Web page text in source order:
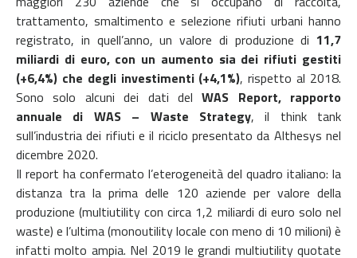
trattamento, smaltimento e selezione rifiuti urbani hanno
registrato, in quell’anno, un valore di produzione di 11,7
miliardi di euro, con un aumento sia dei rifiuti gestiti
(+6,4%) che degli investimenti (+4,1%), rispetto al 2018.
Sono solo alcuni dei dati delWAS Report, rapporto
annuale di WAS – Waste Strategy, il think tank
sull’industria dei rifiuti e il riciclo presentato da Althesys nel
dicembre 2020.
Il report ha confermato l’eterogeneità del quadro italiano: la
distanza tra la prima delle 120 aziende per valore della
produzione (multiutility con circa 1,2 miliardi di euro solo nel
waste) e l’ultima (monoutility locale con meno di 10 milioni) è
infatti molto ampia. Nel 2019 le grandi multiutility quotate